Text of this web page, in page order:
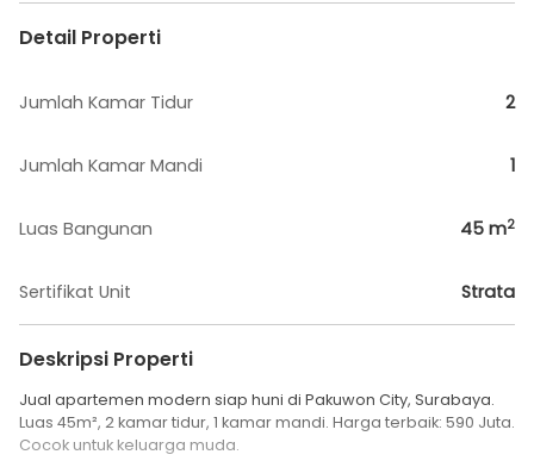
Detail Properti
Jumlah Kamar Tidur 2
Jumlah Kamar Mandi 1
Luas Bangunan 45 m2
Sertifikat Unit Strata
Deskripsi Properti
Jual apartemen modern siap huni di Pakuwon City, Surabaya.
Luas 45m², 2 kamar tidur, 1 kamar mandi. Harga terbaik: 590 Juta.
Cocok untuk keluarga muda.